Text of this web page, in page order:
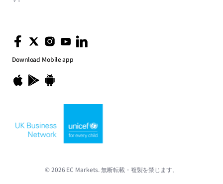
Download Mobile app
© 2026 EC Markets. 無断転載・複製を禁じます。